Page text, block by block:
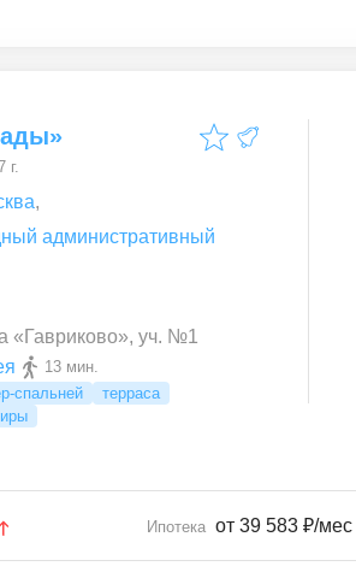
г.
,
административный
«Гавриково», уч. №1
13 мин.
спальней
терраса
Ипотека от 39 583 ₽/мес